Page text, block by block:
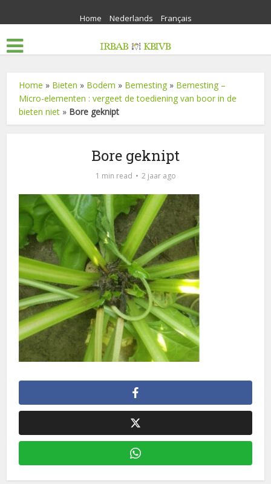
Home Nederlands Français
Home » Bieten » Bodem » Bemesting » Bemesting –
Micro-elementen : vergeet de toediening van boor in de
bieten niet » Bore geknipt
Bore geknipt
1 min read 2 jaar ago